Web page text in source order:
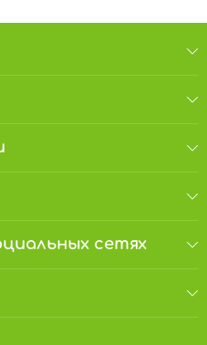
сетях